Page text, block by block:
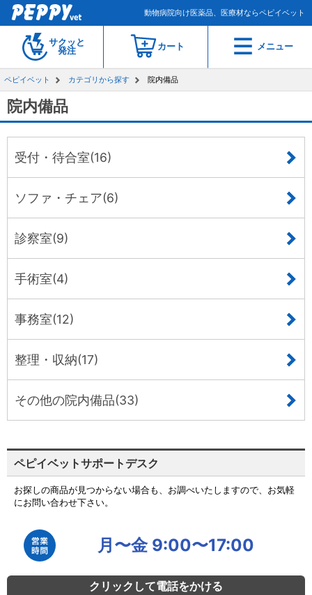
動物病院向け医薬品、医療材ならペピイベット
サクッと
発注
カート メニュー
ペピイベット カテゴリから探す 院内備品
院内備品
受付・待合室(16)
ソファ・チェア(6)
診察室(9)
手術室(4)
事務室(12)
整理・収納(17)
その他の院内備品(33)
ペピイベットサポートデスク
お探しの商品が見つからない場合も、お調べいたしますので、お気軽
にお問い合わせ下さい。
月〜金 9:00〜17:00
クリックして電話をかける